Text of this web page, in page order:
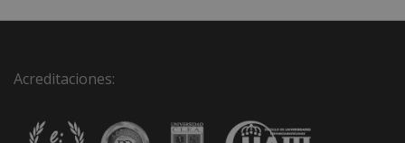
Acreditaciones: